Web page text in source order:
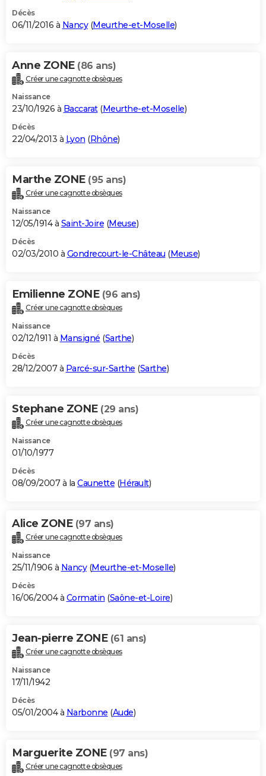
Décès
06/11/2016 à Nancy(Meurthe-et-Moselle)
Anne ZONE (86 ans)
Créer une cagnotte obsèques
Naissance
23/10/1926 à Baccarat(Meurthe-et-Moselle)
Décès
22/04/2013 à Lyon (Rhône)
Marthe ZONE (95 ans)
Créer une cagnotte obsèques
Naissance
12/05/1914 à Saint-Joire (Meuse)
Décès
02/03/2010 à Gondrecourt-le-Château (Meuse)
Emilienne ZONE (96 ans)
Créer une cagnotte obsèques
Naissance
02/12/1911 à Mansigné (Sarthe)
Décès
28/12/2007 à Parcé-sur-Sarthe (Sarthe)
Stephane ZONE (29 ans)
Créer une cagnotte obsèques
Naissance
01/10/1977
Décès
08/09/2007 à la Caunette (Hérault)
Alice ZONE (97 ans)
Créer une cagnotte obsèques
Naissance
25/11/1906 à Nancy(Meurthe-et-Moselle)
Décès
16/06/2004 à Cormatin (Saône-et-Loire)
Jean-pierre ZONE (61 ans)
Créer une cagnotte obsèques
Naissance
17/11/1942
Décès
05/01/2004 à Narbonne (Aude)
Marguerite ZONE (97 ans)
Créer une cagnotte obsèques